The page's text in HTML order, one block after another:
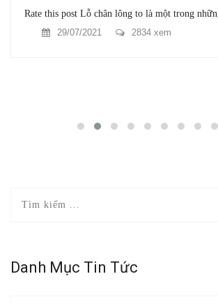
Rate this post Lỗ chân lông to là một trong
29/07/2021
2834 xem
Danh Mục Tin Tức